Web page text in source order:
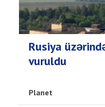
Rusiya
vuruldu
Planet